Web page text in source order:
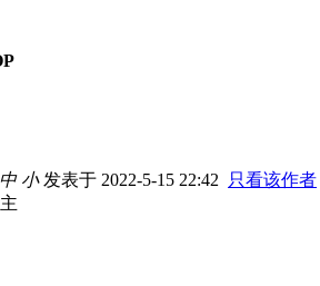
中 小发表于 2022-5-15 22:42
只看该作者